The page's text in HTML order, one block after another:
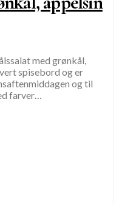
med grønkål,
spisebord og er
og til
farver…